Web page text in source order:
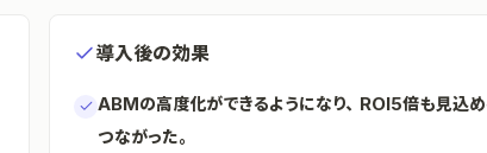
導入後の効果
ABMの高度化ができるようになり、ROI5倍も見込
つながった。